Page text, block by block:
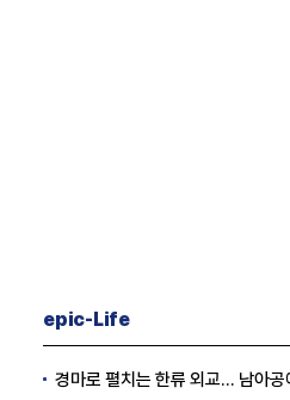
epic-Life
경마로 펼치는 한류 외교… 남아공에서 ‘KRA컵’